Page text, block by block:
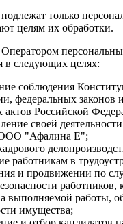
только
целям их обработки.
Оператором
в следующих целях:
соблюдения
федеральных
актов Российской
своей
ООО "Афалина Е";
работникам в
и продвижении по
работников,
выполняемой работы,
имущества;